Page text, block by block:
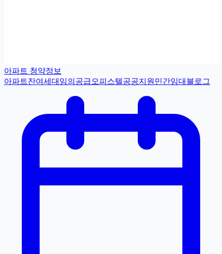
아파트 청약정보
아파트잔여세대 임의공급오피스텔공공지원민간임대 블로그